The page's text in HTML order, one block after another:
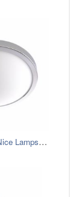
Stropné svietidlo Nice Lamps Calisto, ⌀…